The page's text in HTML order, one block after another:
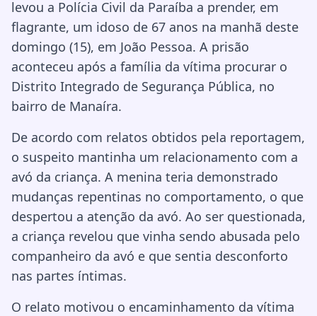
levou a Polícia Civil da Paraíba a prender, em
flagrante, um idoso de 67 anos na manhã deste
domingo (15), em João Pessoa. A prisão
aconteceu após a família da vítima procurar o
Distrito Integrado de Segurança Pública, no
bairro de Manaíra.
De acordo com relatos obtidos pela reportagem,
o suspeito mantinha um relacionamento com a
avó da criança. A menina teria demonstrado
mudanças repentinas no comportamento, o que
despertou a atenção da avó. Ao ser questionada,
a criança revelou que vinha sendo abusada pelo
companheiro da avó e que sentia desconforto
nas partes íntimas.
O relato motivou o encaminhamento da vítima